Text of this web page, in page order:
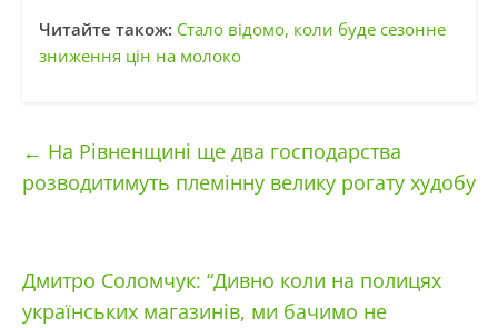
Читайте також: Стало відомо, коли буде сезонне
зниження цін на молоко
← На Рівненщині ще два господарства
розводитимуть племінну велику рогату худобу
Дмитро Соломчук: “Дивно коли на полицях
українських магазинів, ми бачимо не